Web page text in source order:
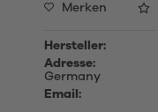
Merken
Hersteller:
Adresse:
Germany
Email: